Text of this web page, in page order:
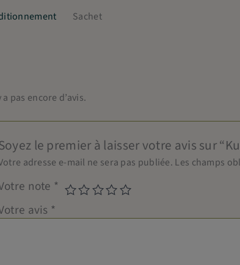
Sachet
a pas encore d’avis.
le premier à laisser votre avis sur
adresse e-mail ne sera pas publiée. Les champs
note *
avis *